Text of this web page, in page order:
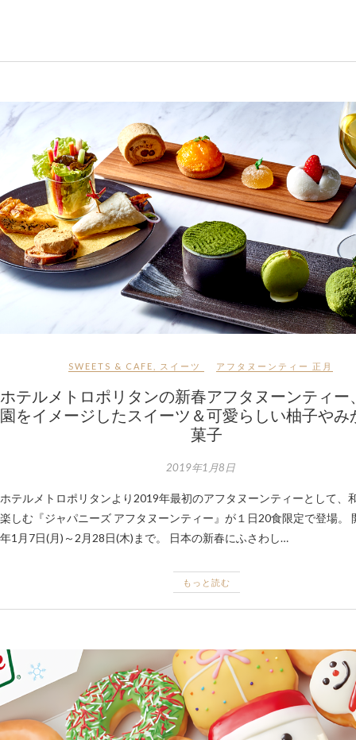
SWEETS & CAFE スイーツ アフタヌーンティー 正月
ホテルメトロポリタンの新春アフタヌーンティー
園をイメージしたスイーツ＆可愛らしい柚子やみ
菓子
2019年1月8日
ホテルメトロポリタンより2019年最初のアフタヌーンティーとして、
楽しむ『ジャパニーズ アフタヌーンティー』が１日20食限定で登場。
年1月7日(月)～2月28日(木)まで。 日本の新春にふさわし…
もっと読む